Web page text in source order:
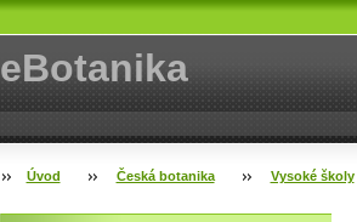
eBotanika
Úvod Česká botanika Vysoké školy